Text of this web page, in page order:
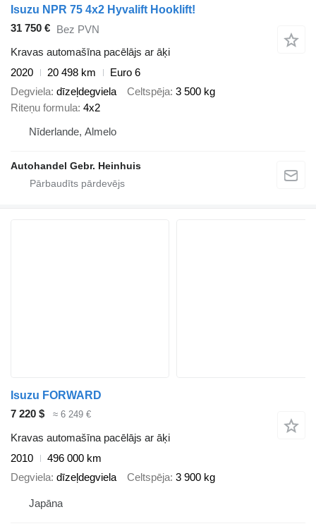
Isuzu NPR 75 4x2 Hyvalift Hooklift!
31 750 € Bez PVN
Kravas automašīna pacēlājs ar āķi
2020
20 498 km
Euro 6
Degviela dīzeļdegviela Celtspēja 3 500 kg
Riteņu formula 4x2
Nīderlande, Almelo
Autohandel Gebr. Heinhuis
Isuzu FORWARD
7 220 $
≈ 6 249 €
Kravas automašīna pacēlājs ar āķi
2010
496 000 km
Degviela dīzeļdegviela Celtspēja 3 900 kg
Japāna